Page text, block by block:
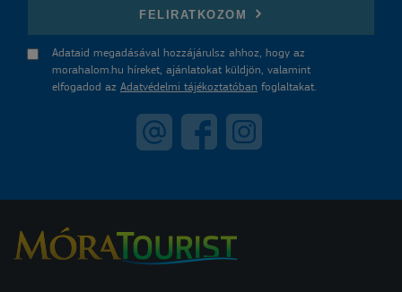
FELIRATKOZOM
Adataid megadásával hozzájárulsz ahhoz, hogy az
morahalom.hu híreket, ajánlatokat küldjön, valamint
elfogadod az Adatvédelmi tájékoztatóban foglaltakat.